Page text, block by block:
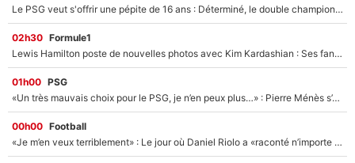
Le PSG veut s'offrir une pépite de 16 ans : Déterminé, le double champion d'Europe en titre est prêt à lâcher 40M€ pour celui que l'on compare déjà à Vinicius Jr !
02h30 Formule1
Lewis Hamilton poste de nouvelles photos avec Kim Kardashian : Ses fans le voient déjà redevenir champion du monde de F1 grâce à elle !
01h00 PSG
«Un très mauvais choix pour le PSG, je n’en peux plus…» : Pierre Ménès s’est complètement trompé avec Luis Enrique et ces déclarations le prouvent !
00h00 Football
«Je m’en veux terriblement» : Le jour où Daniel Riolo a «raconté n’importe quoi» dans l'After Foot !